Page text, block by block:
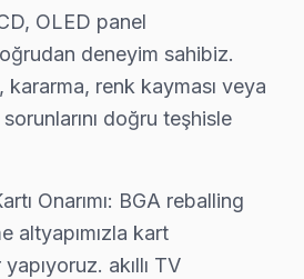
14 yıllık deneyimimiz, her
memnuniyeti %95 — bu
Servisimizin Hizmet
servisi Zeytinburnu'ın her
Sordukları
OLED panel
deneyim sahibiz.
kararma, renk kayması veya
doğru teşhisle
Onarımı: BGA reballing
altyapımızla kart
akıllı TV